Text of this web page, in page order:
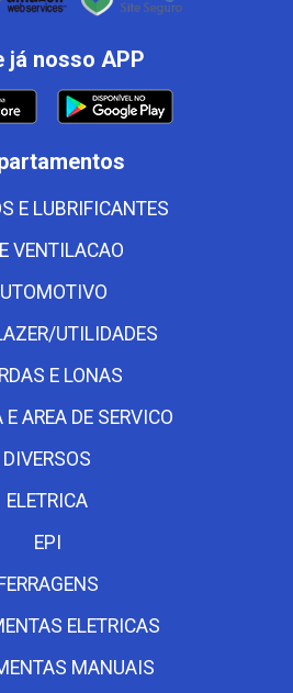
já nosso APP
E LUBRIFICANTES
VENTILACAO
UTILIDADES
E LONAS
AREA DE SERVICO
DIVERSOS
ELETRICA
EPI
ELETRICAS
MANUAIS